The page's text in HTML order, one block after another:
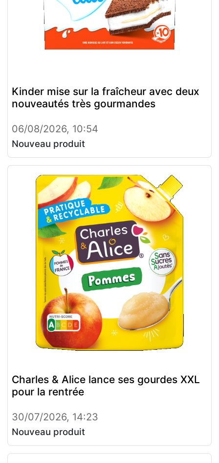
Kinder mise sur la fraîcheur avec deux
nouveautés très gourmandes
06/08/2026, 10:54
Nouveau produit
Charles & Alice lance ses gourdes XXL
pour la rentrée
30/07/2026, 14:23
Nouveau produit